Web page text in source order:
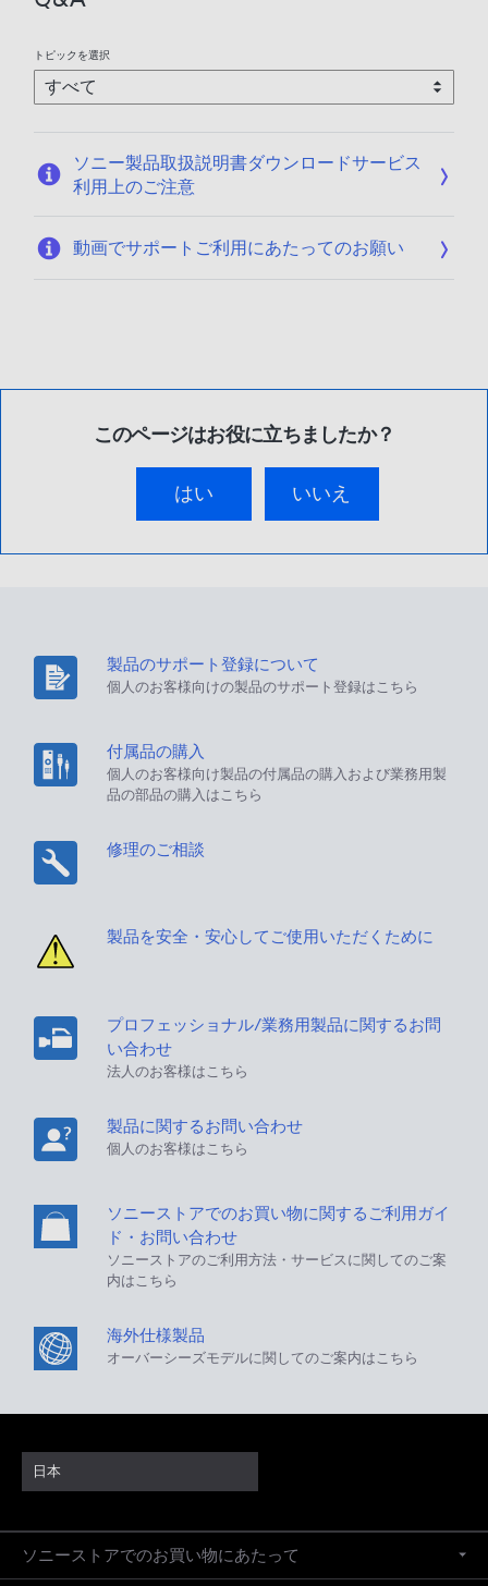
トピックを選択
ソニー製品取扱説明書ダウンロードサービス
利用上のご注意
動画でサポートご利用にあたってのお願い
このページはお役に立ちましたか？
はい いいえ
製品のサポート登録について
個人のお客様向けの製品のサポート登録はこちら
付属品の購入
個人のお客様向け製品の付属品の購入および業務用製
品の部品の購入はこちら
修理のご相談
製品を安全・安心してご使用いただくために
プロフェッショナル/業務用製品に関するお問
い合わせ
法人のお客様はこちら
製品に関するお問い合わせ
個人のお客様はこちら
ソニーストアでのお買い物に関するご利用ガイ
ド・お問い合わせ
ソニーストアのご利用方法・サービスに関してのご案
内はこちら
海外仕様製品
オーバーシーズモデルに関してのご案内はこちら
日本
ソニーストアでのお買い物にあたって